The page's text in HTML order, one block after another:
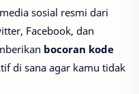
sosial resmi dari
Facebook, dan
bocoran kode
di sana agar kamu tidak